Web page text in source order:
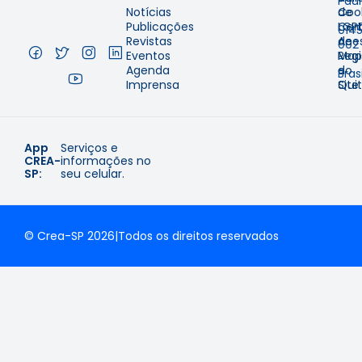
Notícias
Publicações
Revistas
Eventos
Agenda
Imprensa
de
de
e
do
Site
–
002
–
App
CREA-
SP:
Serviços e
informações no
seu celular.
© Crea-SP 2026|Todos os direitos reservados